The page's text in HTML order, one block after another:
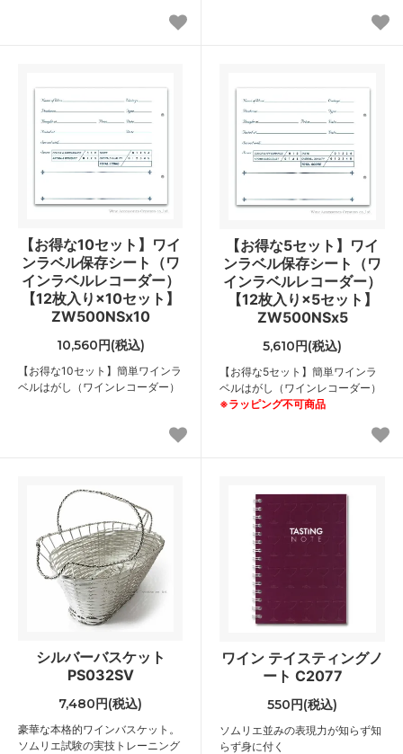
【お得な10セット】ワイ
ンラベル保存シート（ワ
インラベルレコーダー）
【12枚入り×10セット】
ZW500NSx10
10,560円(税込)
【お得な10セット】簡単ワインラ
ベルはがし（ワインレコーダー）
【お得な5セット】ワイ
ンラベル保存シート（ワ
インラベルレコーダー）
【12枚入り×5セット】
ZW500NSx5
5,610円(税込)
【お得な5セット】簡単ワインラ
ベルはがし（ワインレコーダー）
※ラッピング不可商品
シルバーバスケット
PS032SV
7,480円(税込)
豪華な本格的ワインバスケット。
ソムリエ試験の実技トレーニング
ワイン テイスティングノ
ート C2077
550円(税込)
ソムリエ並みの表現力が知らず知
らず身に付く